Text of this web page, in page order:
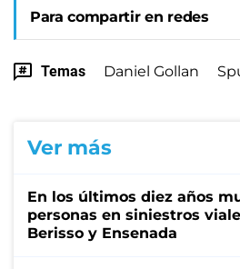
Para compartir en redes
Temas Daniel Gollan
Ver más
En los últimos diez años
personas en siniestros
Berisso y Ensenada